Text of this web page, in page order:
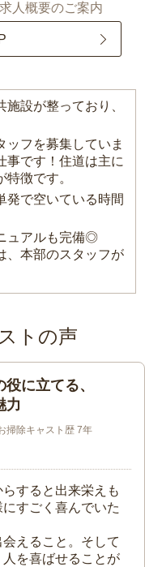
人概要のご案内
設が整っており、
ッフを募集していま
事です！住道は主に
徴です。
発で空いている時間
ュアルも完備◎
、本部のスタッフが
トの声
に立てる、
力
掃除キャスト歴 7年
すると出来栄えも
すごく喜んでいた
えること。そして
を喜ばせることが